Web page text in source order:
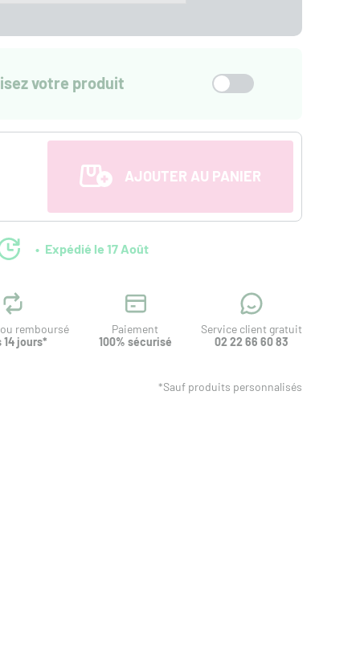
votre produit
AJOUTER AU PANIER
Expédié le 17 Août
remboursé
14 jours*
Paiement
100% sécurisé
Service client gratuit
02 22 66 60 83
*Sauf produits personnalisés